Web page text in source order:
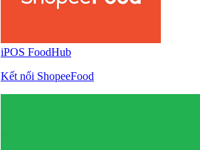
iPOS FoodHub
Kết nối ShopeeFood